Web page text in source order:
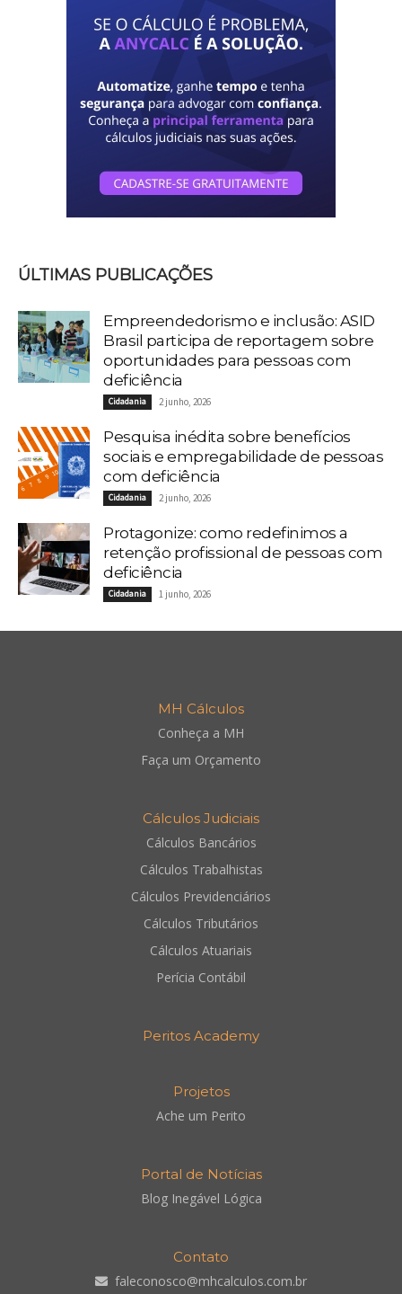
ÚLTIMAS PUBLICAÇÕES
Empreendedorismo e inclusão: ASID
Brasil participa de reportagem sobre
oportunidades para pessoas com
deficiência
Cidadania 2 junho, 2026
Pesquisa inédita sobre benefícios
sociais e empregabilidade de pessoas
com deficiência
Cidadania 2 junho, 2026
Protagonize: como redefinimos a
retenção profissional de pessoas com
deficiência
Cidadania 1 junho, 2026
MH Cálculos
Conheça a MH
Faça um Orçamento
Cálculos Judiciais
Cálculos Bancários
Cálculos Trabalhistas
Cálculos Previdenciários
Cálculos Tributários
Cálculos Atuariais
Perícia Contábil
Peritos Academy
Projetos
Ache um Perito
Portal de Notícias
Blog Inegável Lógica
Contato
faleconosco@mhcalculos.com.br